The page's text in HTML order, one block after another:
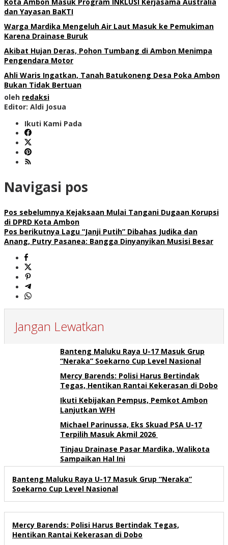
dan Yayasan BaKTI
Warga Mardika Mengeluh Air Laut Masuk ke Pemukiman
Karena Drainase Buruk
Akibat Hujan Deras, Pohon Tumbang di Ambon Menimpa
Pengendara Motor
Ahli Waris Ingatkan, Tanah Batukoneng Desa Poka Ambon
Bukan Tidak Bertuan
oleh redaksi
Editor: Aldi Josua
Ikuti Kami Pada
Navigasi pos
Pos sebelumnya Kejaksaan Mulai Tangani Dugaan Korupsi
di DPRD Kota Ambon
Pos berikutnya Lagu “Janji Putih” Dibahas Judika dan
Anang, Putry Pasanea: Bangga Dinyanyikan Musisi Besar
Jangan Lewatkan
Banteng Maluku Raya U-17 Masuk Grup
“Neraka” Soekarno Cup Level Nasional
Mercy Barends: Polisi Harus Bertindak
Tegas, Hentikan Rantai Kekerasan di Dobo
Ikuti Kebijakan Pempus, Pemkot Ambon
Lanjutkan WFH
Michael Parinussa, Eks Skuad PSA U-17
Terpilih Masuk Akmil 2026
Tinjau Drainase Pasar Mardika, Walikota
Sampaikan Hal Ini
Banteng Maluku Raya U-17 Masuk Grup “Neraka”
Soekarno Cup Level Nasional
Mercy Barends: Polisi Harus Bertindak Tegas,
Hentikan Rantai Kekerasan di Dobo